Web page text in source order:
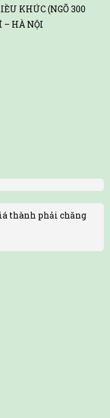
KHÚC (NGÕ 300
– HÀ NỘI
thành phải chăng